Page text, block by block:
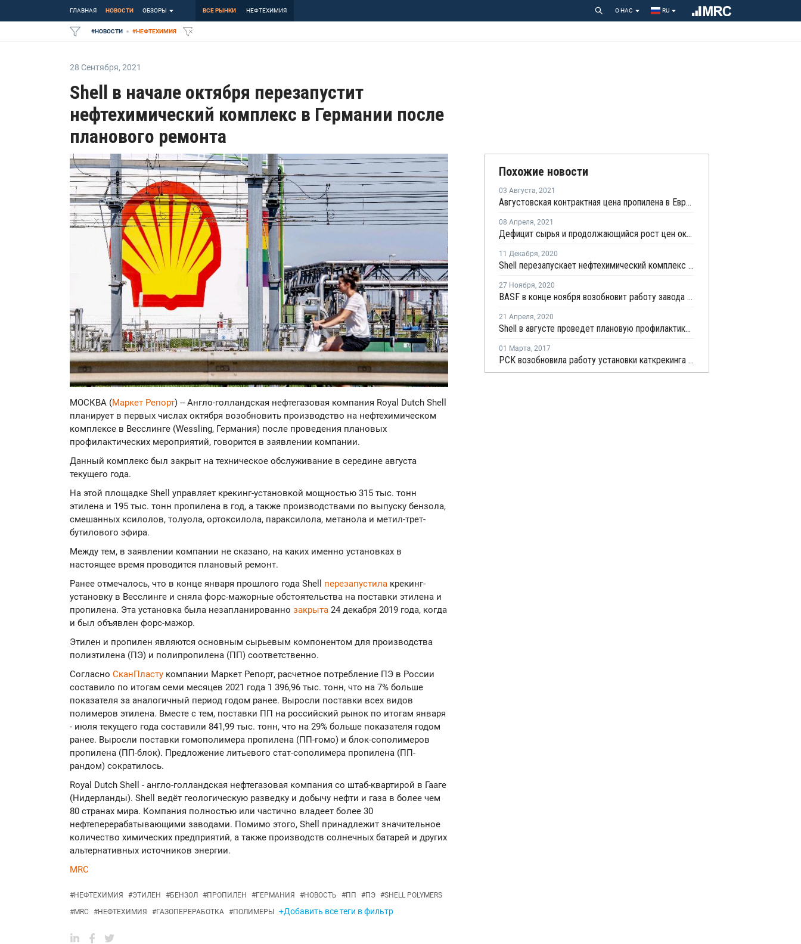
ГЛАВНАЯ НОВОСТИ ОБЗОРЫ ВСЕ РЫНКИ НЕФТЕХИМИЯ О НАС RU
#НОВОСТИ #НЕФТЕХИМИЯ
28 Сентября, 2021
Shell в начале октября перезапустит
нефтехимический комплекс в Германии после
планового ремонта
МОСКВА (Маркет Репорт) -- Англо-голландская нефтегазовая компания Royal Dutch Shell
планирует в первых числах октября возобновить производство на нефтехимическом
комплексе в Весслинге (Wessling, Германия) после проведения плановых
профилактических мероприятий, говорится в заявлении компании.
Данный комплекс был закрыт на техническое обслуживание в середине августа
текущего года.
На этой площадке Shell управляет крекинг-установкой мощностью 315 тыс. тонн
этилена и 195 тыс. тонн пропилена в год, а также производствами по выпуску бензола,
смешанных ксилолов, толуола, ортоксилола, параксилола, метанола и метил-трет-
бутилового эфира.
Между тем, в заявлении компании не сказано, на каких именно установках в
настоящее время проводится плановый ремонт.
Ранее отмечалось, что в конце января прошлого года Shell перезапустила крекинг-
установку в Весслинге и сняла форс-мажорные обстоятельства на поставки этилена и
пропилена. Эта установка была незапланированно закрыта 24 декабря 2019 года, когда
и был объявлен форс-мажор.
Этилен и пропилен являются основным сырьевым компонентом для производства
полиэтилена (ПЭ) и полипропилена (ПП) соответственно.
Согласно СканПласту компании Маркет Репорт, расчетное потребление ПЭ в России
составило по итогам семи месяцев 2021 года 1 396,96 тыс. тонн, что на 7% больше
показателя за аналогичный период годом ранее. Выросли поставки всех видов
полимеров этилена. Вместе с тем, поставки ПП на российский рынок по итогам января
- июля текущего года составили 841,99 тыс. тонн, что на 29% больше показателя годом
ранее. Выросли поставки гомополимера пропилена (ПП-гомо) и блок-сополимеров
пропилена (ПП-блок). Предложение литьевого стат-сополимера пропилена (ПП-
рандом) сократилось.
Royal Dutch Shell - англо-голландская нефтегазовая компания со штаб-квартирой в Гааге
(Нидерланды). Shell ведёт геологическую разведку и добычу нефти и газа в более чем
80 странах мира. Компания полностью или частично владеет более 30
нефтеперерабатывающими заводами. Помимо этого, Shell принадлежит значительное
количество химических предприятий, а также производств солнечных батарей и других
альтернативных источников энергии.
MRC
#НЕФТЕХИМИЯ #ЭТИЛЕН #БЕНЗОЛ #ПРОПИЛЕН #ГЕРМАНИЯ #НОВОСТЬ #ПП #ПЭ #SHELL POLYMERS
#MRC #НЕФТЕХИМИЯ #ГАЗОПЕРЕРАБОТКА #ПОЛИМЕРЫ +Добавить все теги в фильтр
Похожие новости
03 Августа, 2021
Августовская контрактная цена пропилена в Европе выросла на EUR58 за тонну
08 Апреля, 2021
Дефицит сырья и продолжающийся рост цен оказывают давление на немецких переработчиков полимеров
11 Декабря, 2020
Shell перезапускает нефтехимический комплекс в Германии
27 Ноября, 2020
BASF в конце ноября возобновит работу завода окиси пропилена в Людвигсхафене после плановой профилактики
21 Апреля, 2020
Shell в августе проведет плановую профилактику на крекинг-установке в Германии
01 Марта, 2017
PCK возобновила работу установки каткрекинга в Германии